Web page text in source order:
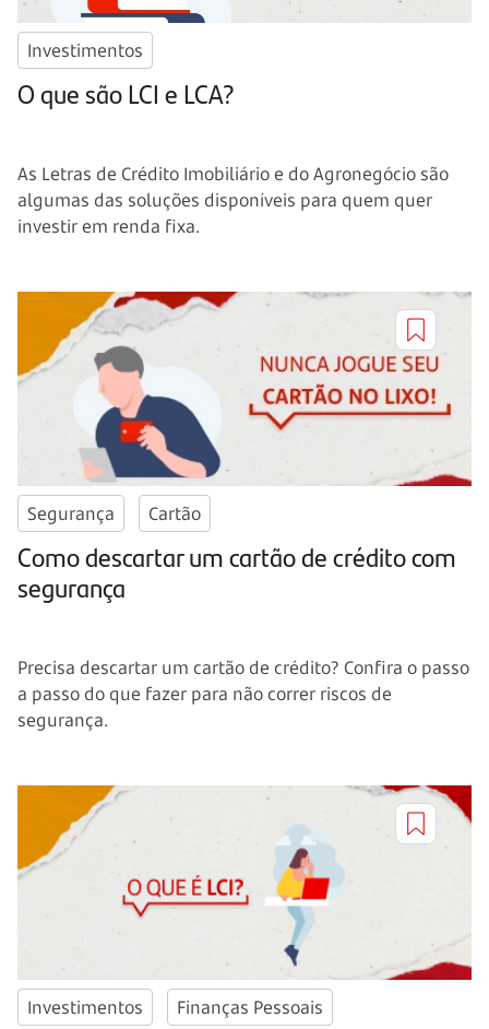
Investimentos
O que são LCI e LCA?
As Letras de Crédito Imobiliário e do Agronegócio são
algumas das soluções disponíveis para quem quer
investir em renda fixa.
Segurança Cartão
Como descartar um cartão de crédito com
segurança
Precisa descartar um cartão de crédito? Confira o passo
a passo do que fazer para não correr riscos de
segurança.
Investimentos Finanças Pessoais